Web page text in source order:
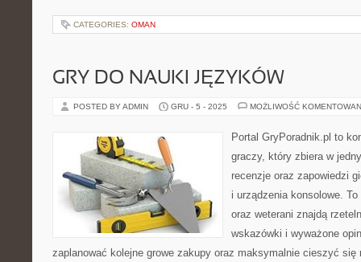
CATEGORIES: OMAN
GRY DO NAUKI JĘZYKÓW
POSTED BY ADMIN GRU - 5 - 2025 MOŻLIWOŚĆ
Portal GryPoradnik.pl to
graczy, który zbiera w
recenzje oraz zapowiedzi
i urządzenia konsolowe.
oraz weterani znajdą
wskazówki i wyważone
zaplanować kolejne growe zakupy oraz maksymalnie cieszyć się